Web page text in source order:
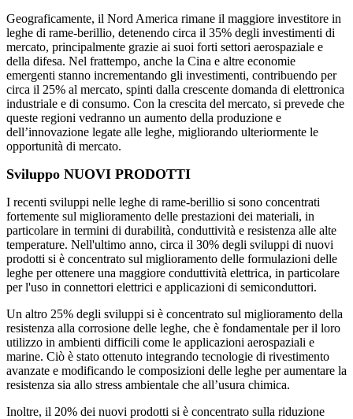
Geograficamente, il Nord America rimane il maggiore investitore in
leghe di rame-berillio, detenendo circa il 35% degli investimenti di
mercato, principalmente grazie ai suoi forti settori aerospaziale e
della difesa. Nel frattempo, anche la Cina e altre economie
emergenti stanno incrementando gli investimenti, contribuendo per
circa il 25% al ​​mercato, spinti dalla crescente domanda di elettronica
industriale e di consumo. Con la crescita del mercato, si prevede che
queste regioni vedranno un aumento della produzione e
dell’innovazione legate alle leghe, migliorando ulteriormente le
opportunità di mercato.
Sviluppo NUOVI PRODOTTI
I recenti sviluppi nelle leghe di rame-berillio si sono concentrati
fortemente sul miglioramento delle prestazioni dei materiali, in
particolare in termini di durabilità, conduttività e resistenza alle alte
temperature. Nell'ultimo anno, circa il 30% degli sviluppi di nuovi
prodotti si è concentrato sul miglioramento delle formulazioni delle
leghe per ottenere una maggiore conduttività elettrica, in particolare
per l'uso in connettori elettrici e applicazioni di semiconduttori.
Un altro 25% degli sviluppi si è concentrato sul miglioramento della
resistenza alla corrosione delle leghe, che è fondamentale per il loro
utilizzo in ambienti difficili come le applicazioni aerospaziali e
marine. Ciò è stato ottenuto integrando tecnologie di rivestimento
avanzate e modificando le composizioni delle leghe per aumentare la
resistenza sia allo stress ambientale che all’usura chimica.
Inoltre, il 20% dei nuovi prodotti si è concentrato sulla riduzione